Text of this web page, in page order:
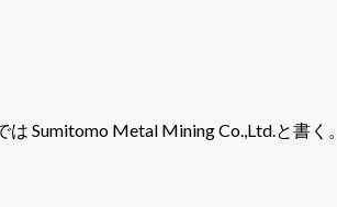
Sumitomo Metal Mining Co.,Ltd.と書く。